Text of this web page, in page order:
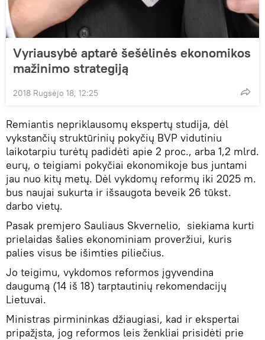
Vyriausybė aptarė šešėlinės ekonomikos
mažinimo strategiją
2018 Rugsėjo 18, 12:25
Remiantis nepriklausomų ekspertų studija, dėl
vykstančių struktūrinių pokyčių BVP vidutiniu
laikotarpiu turėtų padidėti apie 2 proc., arba 1,2 mlrd.
eurų, o teigiami pokyčiai ekonomikoje bus juntami
jau nuo kitų metų. Dėl vykdomų reformų iki 2025 m.
bus naujai sukurta ir išsaugota beveik 26 tūkst.
darbo vietų.
Pasak premjero Sauliaus Skvernelio, siekiama kurti
prielaidas šalies ekonominiam proveržiui, kuris
palies visus be išimties piliečius.
Jo teigimu, vykdomos reformos įgyvendina
daugumą (14 iš 18) tarptautinių rekomendacijų
Lietuvai.
Ministras pirmininkas džiaugiasi, kad ir ekspertai
pripažįsta, jog reformos leis ženkliai prisidėti prie